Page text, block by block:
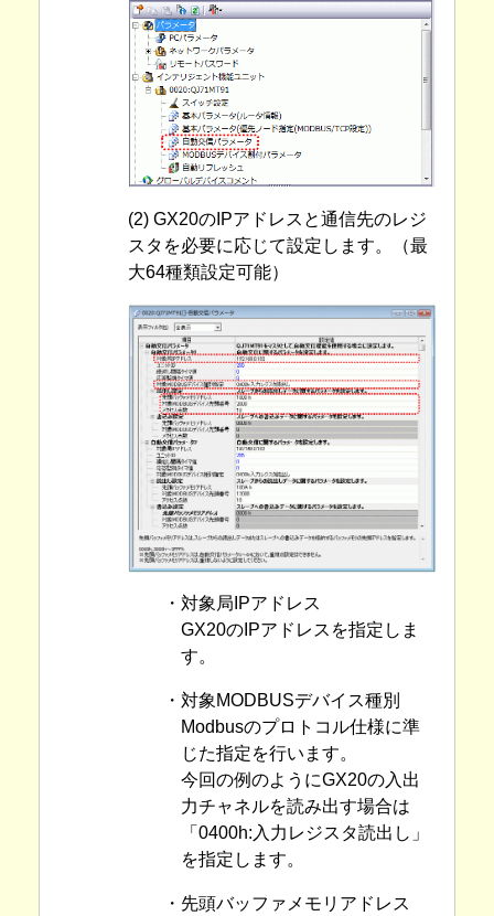
(2) GX20のIPアドレスと通信先のレジ
スタを必要に応じて設定します。（最
大64種類設定可能）
・対象局IPアドレス
GX20のIPアドレスを指定しま
す。
・対象MODBUSデバイス種別
Modbusのプロトコル仕様に準
じた指定を行います。
今回の例のようにGX20の入出
力チャネルを読み出す場合は
「0400h:入力レジスタ読出し」
を指定します。
・先頭バッファメモリアドレス